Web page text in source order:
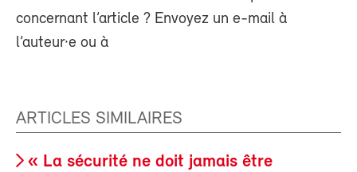
concernant l’article ? Envoyez un e-mail à
l’auteur·e ou à
ARTICLES SIMILAIRES
« La sécurité ne doit jamais être